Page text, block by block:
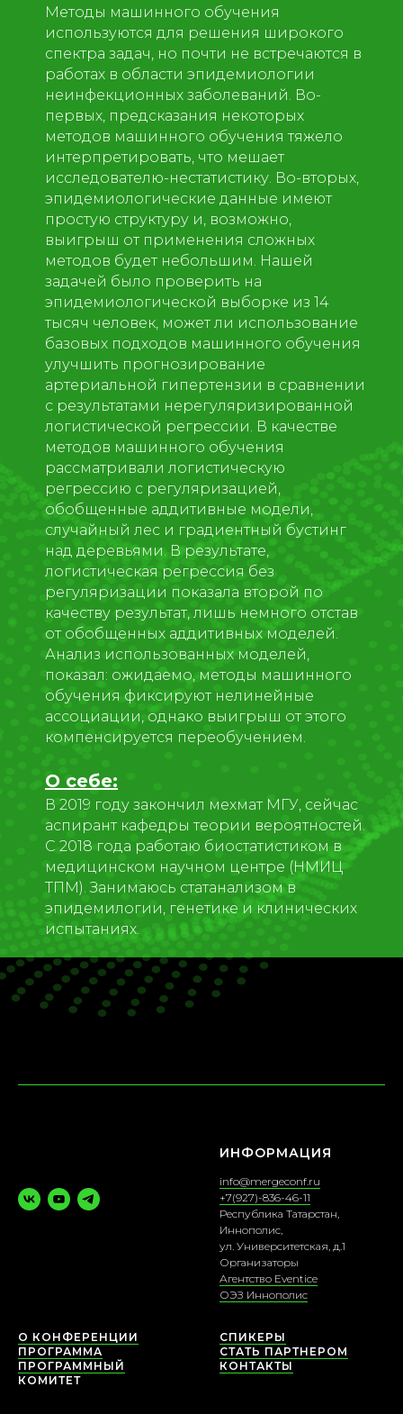
Методы машинного обучения
используются для решения широкого
спектра задач, но почти не встречаются в
работах в области эпидемиологии
неинфекционных заболеваний. Во-
первых, предсказания некоторых
методов машинного обучения тяжело
интерпретировать, что мешает
исследователю-нестатистику. Во-вторых,
эпидемиологические данные имеют
простую структуру и, возможно,
выигрыш от применения сложных
методов будет небольшим. Нашей
задачей было проверить на
эпидемиологической выборке из 14
тысяч человек, может ли использование
базовых подходов машинного обучения
улучшить прогнозирование
артериальной гипертензии в сравнении
с результатами нерегуляризированной
логистической регрессии. В качестве
методов машинного обучения
рассматривали логистическую
регрессию с регуляризацией,
обобщенные аддитивные модели,
случайный лес и градиентный бустинг
над деревьями. В результате,
логистическая регрессия без
регуляризации показала второй по
качеству результат, лишь немного отстав
от обобщенных аддитивных моделей.
Анализ использованных моделей,
показал: ожидаемо, методы машинного
обучения фиксируют нелинейные
ассоциации, однако выигрыш от этого
компенсируется переобучением.
О себе:
В 2019 году закончил мехмат МГУ, сейчас
аспирант кафедры теории вероятностей.
С 2018 года работаю биостатистиком в
медицинском научном центре (НМИЦ
ТПМ). Занимаюсь статанализом в
эпидемилогии, генетике и клинических
испытаниях.
ИНФОРМАЦИЯ
info@mergeconf.ru
+7(927)-836-46-11
Республика Татарстан,
Иннополис,
ул. Университетская, д.1
Организаторы
Агентство Eventice
ОЭЗ Иннополис
О КОНФЕРЕНЦИИ
ПРОГРАММА
ПРОГРАММНЫЙ
КОМИТЕТ
СПИКЕРЫ
СТАТЬ ПАРТНЕРОМ
КОНТАКТЫ